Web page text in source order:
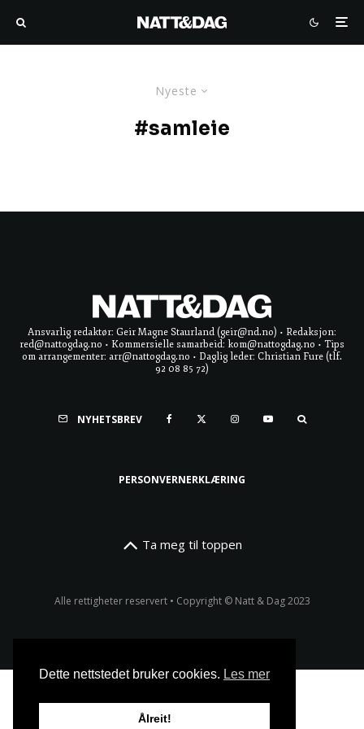
Nyeste
#samleie
Ansvarlig redaktør: Geir Magne Staurland (geir@nd.no) • Redaksjon:
red@nattogdag.no • Kommersielle samarbeid: kom@nattogdag.no • Tips
om arrangementer: arr@nattogdag.no • Daglig leder: Christian Fure (tlf.
92 08 85 72)
NYHETSBREV
PERSONVERNERKLÆRING
Ta meg til toppen
Alle rettigheter reservert • Copyright © Natt & Dag 2023
Dette nettstedet bruker cookies. Les mer
Ålreit!